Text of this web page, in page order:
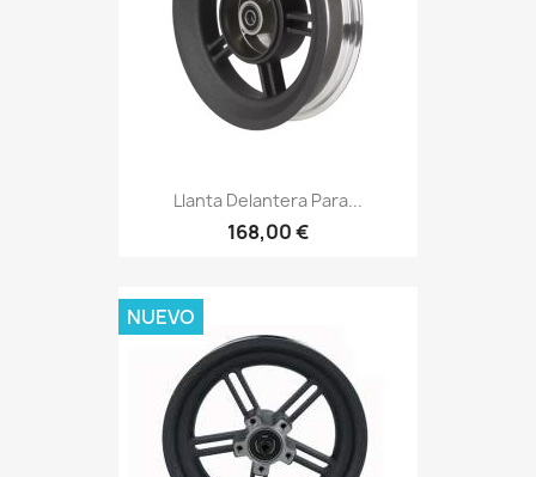
Llanta Delantera Para...
168,00 €
NUEVO